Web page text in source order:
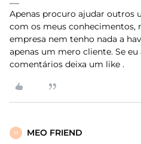
Apenas procuro ajudar outros
com os meus conhecimentos,
empresa nem tenho nada a
apenas um mero cliente. Se
comentários deixa um like .
M MEO FRIEND